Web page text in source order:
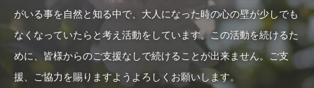
がいる事を自然と知る中で、大人になった時の心の壁が少しでも
なくなっていたらと考え活動をしています。この活動を続けるた
めに、皆様からのご支援なしで続けることが出来ません。ご支
援、ご協力を賜りますようよろしくお願いします。